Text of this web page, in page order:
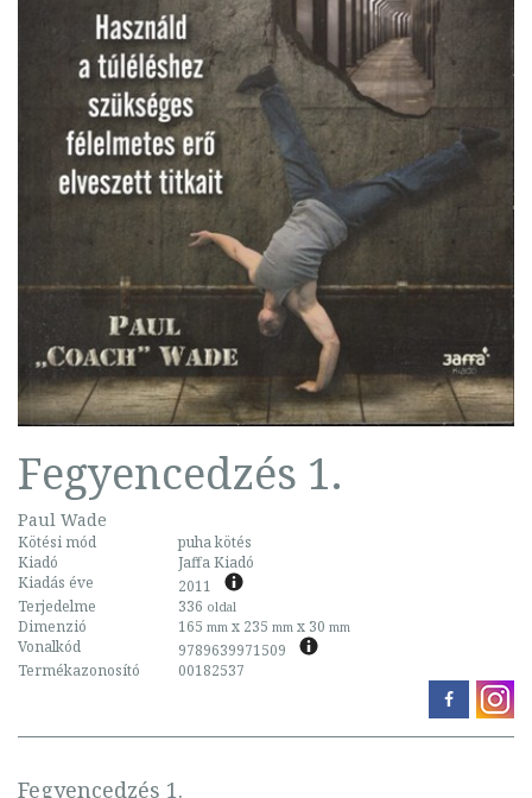
Fegyencedzés 1.
Paul Wade
Kötési mód
puha kötés
Kiadó
Jaffa Kiadó
Kiadás éve
2011
Terjedelme
336 oldal
Dimenzió 165 mm x 235 mm x 30 mm
Vonalkód
9789639971509
Termékazonosító
00182537
Fegyencedzés 1.